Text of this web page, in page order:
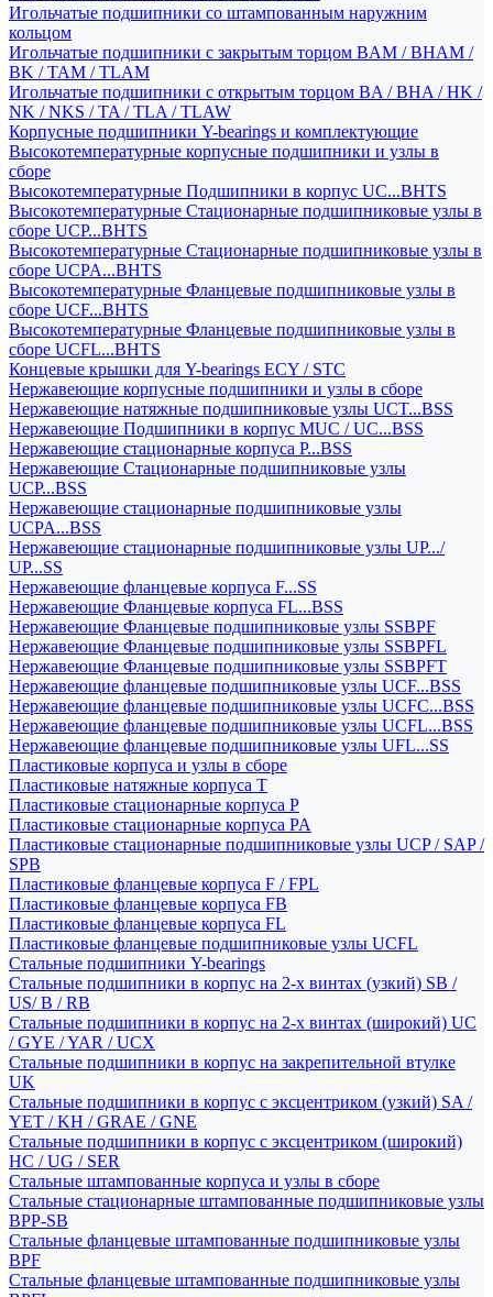
Игольчатые подшипники со штампованным наружним
кольцом
Игольчатые подшипники с закрытым торцом BAM / BHAM /
BK / TAM / TLAM
Игольчатые подшипники с открытым торцом BA / BHA / HK /
NK / NKS / TA / TLA / TLAW
Корпусные подшипники Y-bearings и комплектующие
Высокотемпературные корпусные подшипники и узлы в
сборе
Высокотемпературные Подшипники в корпус UC...BHTS
Высокотемпературные Стационарные подшипниковые узлы в
сборе UCP...BHTS
Высокотемпературные Стационарные подшипниковые узлы в
сборе UCPA...BHTS
Высокотемпературные Фланцевые подшипниковые узлы в
сборе UCF...BHTS
Высокотемпературные Фланцевые подшипниковые узлы в
сборе UCFL...BHTS
Концевые крышки для Y-bearings ECY / STC
Нержавеющие корпусные подшипники и узлы в сборе
Нержавеющие натяжные подшипниковые узлы UCT...BSS
Нержавеющие Подшипники в корпус MUC / UC...BSS
Нержавеющие стационарные корпуса P...BSS
Нержавеющие Стационарные подшипниковые узлы
UCP...BSS
Нержавеющие стационарные подшипниковые узлы
UCPA...BSS
Нержавеющие стационарные подшипниковые узлы UP.../
UP...SS
Нержавеющие фланцевые корпуса F...SS
Нержавеющие Фланцевые корпуса FL...BSS
Нержавеющие Фланцевые подшипниковые узлы SSBPF
Нержавеющие Фланцевые подшипниковые узлы SSBPFL
Нержавеющие Фланцевые подшипниковые узлы SSBPFT
Нержавеющие фланцевые подшипниковые узлы UCF...BSS
Нержавеющие фланцевые подшипниковые узлы UCFC...BSS
Нержавеющие фланцевые подшипниковые узлы UCFL...BSS
Нержавеющие фланцевые подшипниковые узлы UFL...SS
Пластиковые корпуса и узлы в сборе
Пластиковые натяжные корпуса T
Пластиковые стационарные корпуса P
Пластиковые стационарные корпуса PA
Пластиковые стационарные подшипниковые узлы UCP / SAP /
SPB
Пластиковые фланцевые корпуса F / FPL
Пластиковые фланцевые корпуса FB
Пластиковые фланцевые корпуса FL
Пластиковые фланцевые подшипниковые узлы UCFL
Стальные подшипники Y-bearings
Стальные подшипники в корпус на 2-х винтах (узкий) SB /
US/ B / RB
Стальные подшипники в корпус на 2-х винтах (широкий) UC
/ GYE / YAR / UCX
Стальные подшипники в корпус на закрепительной втулке
UK
Стальные подшипники в корпус с эксцентриком (узкий) SA /
YET / KH / GRAE / GNE
Стальные подшипники в корпус с эксцентриком (широкий)
HC / UG / SER
Стальные штампованные корпуса и узлы в сборе
Стальные стационарные штампованные подшипниковые узлы
BPP-SB
Стальные фланцевые штампованные подшипниковые узлы
BPF
Стальные фланцевые штампованные подшипниковые узлы